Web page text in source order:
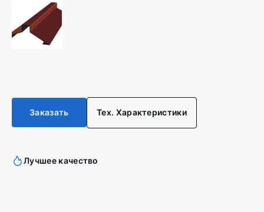
Заказать Тех. Характеристики
Лучшее качество